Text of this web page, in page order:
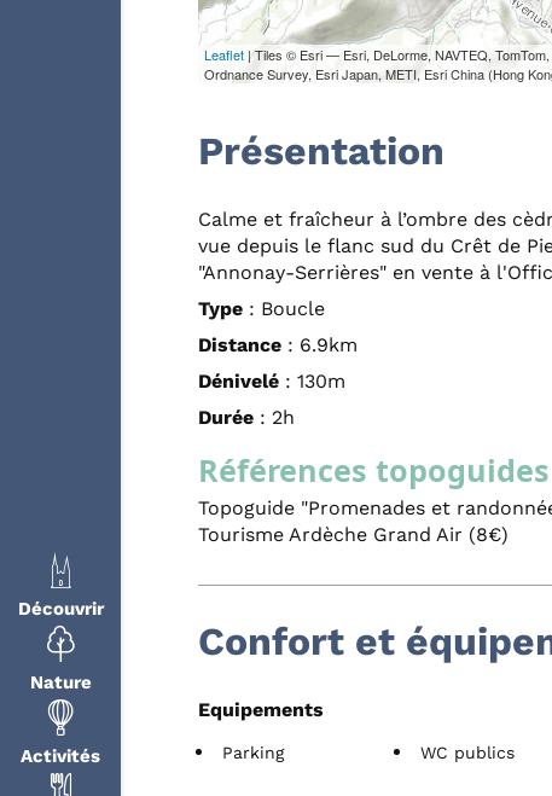
Découvrir
Nature
Activités
Leaflet | Tiles © Esri — Esri, DeLorme, NAVTEQ,
Ordnance Survey, Esri Japan, METI, Esri China (Hong
Présentation
Calme et fraîcheur à l’ombre des
vue depuis le flanc sud du Crêt de
"Annonay-Serrières" en vente à
Type : Boucle
Distance : 6.9km
Dénivelé : 130m
Durée : 2h
Références topoguides
Topoguide "Promenades et
Tourisme Ardèche Grand Air (8€)
Confort et
Equipements
Parking WC publics